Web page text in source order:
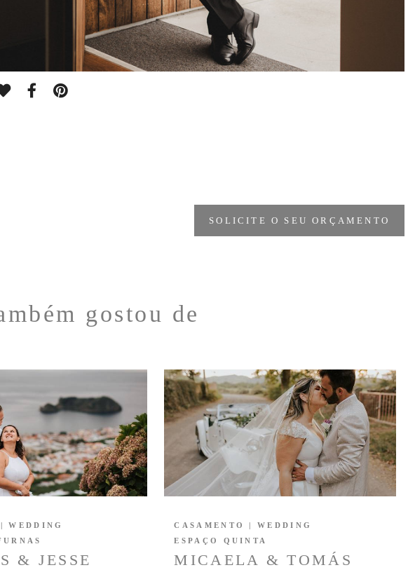
SOLICITE O SEU ORÇAMENTO
gostou de
& JESSE
WEDDING
MICAELA & TOMÁS
CASAMENTO | WEDDING
ESPAÇO QUINTA